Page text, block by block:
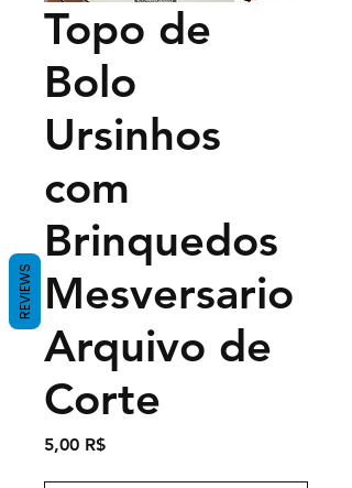
Topo de
Bolo
Ursinhos
com
Brinquedos
Mesversario
Arquivo de
Corte
5,00 R$Price
REVIEWS